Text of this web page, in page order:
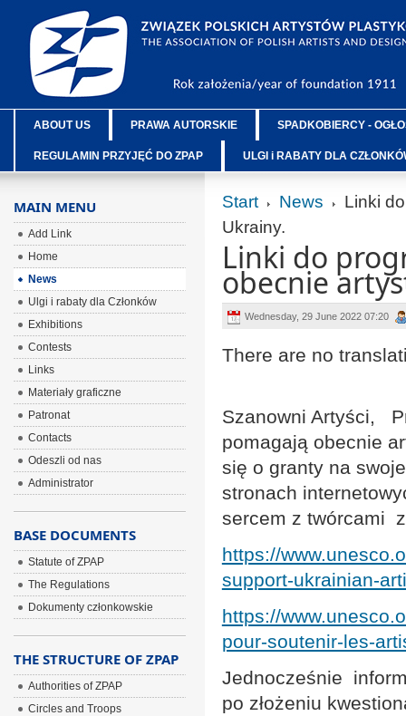
ABOUT US PRAWA AUTORSKIE SPADKOBIERCY -
REGULAMIN PRZYJĘĆ DO ZPAP ULGI i RABATY DLA
Start News
Linki
Ukrainy.
Linki do
obecnie
Wednesday, 29 June 2022 07:20
There are no
Szanowni Artyści,
pomagają obecnie
się o granty na
stronach
sercem z twórcami
https://
support-ukrainian-
https://
pour-soutenir-les-
Jednocześnie
po złożeniu
MAIN MENU
Add Link
Home
News
Ulgi i rabaty dla Członków
Exhibitions
Contests
Links
Materiały graficzne
Patronat
Contacts
Odeszli od nas
Administrator
BASE DOCUMENTS
Statute of ZPAP
The Regulations
Dokumenty członkowskie
THE STRUCTURE OF ZPAP
Authorities of ZPAP
Circles and Troops